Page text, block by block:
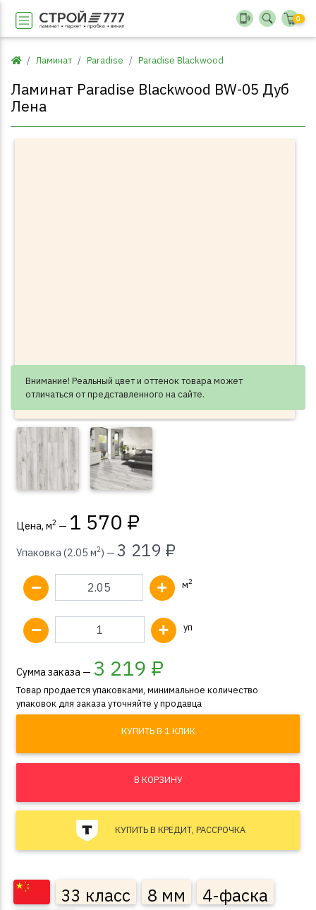
0
Ламинат Paradise Paradise Blackwood
Ламинат Paradise Blackwood BW-05 Дуб
Лена
Внимание! Реальный цвет и оттенок товара может
отличаться от представленного на сайте.
Цена, м2 — 1 570 ₽
Упаковка (2.05 м2) — 3 219 ₽
м2
уп
Сумма заказа — 3 219 ₽
Товар продается упаковками, минимальное количество
упаковок для заказа уточняйте у продавца
КУПИТЬ В 1 КЛИК
В КОРЗИНУ
КУПИТЬ В КРЕДИТ, РАССРОЧКА
33 класс 8 мм
4-фаска